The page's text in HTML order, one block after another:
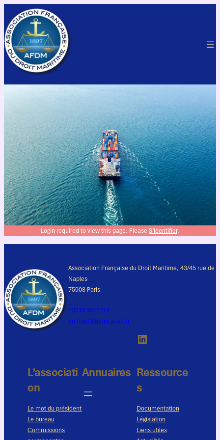
Login required to view this page. Please S’identifier.
Association Française du Droit Maritime, 43/45 rue de
Naples
75008 Paris
+33153677710
contact@afdm.asso.fr
LinkedIn
L’associati
on
Le mot du président
Le bureau
Commissions
Annuaires Ressource
s
Documentation
Législation
Liens utiles